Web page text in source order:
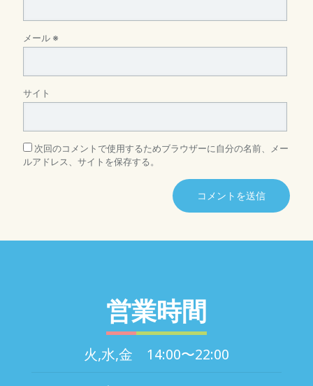
メール ※
サイト
次回のコメントで使用するためブラウザーに自分の名前、メー
ルアドレス、サイトを保存する。
営業時間
火,水,金 14:00〜22:00